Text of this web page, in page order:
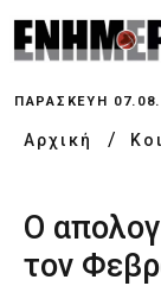
ΠΑΡΑΣΚΕΥΉ
Αρχική
Ο
τον